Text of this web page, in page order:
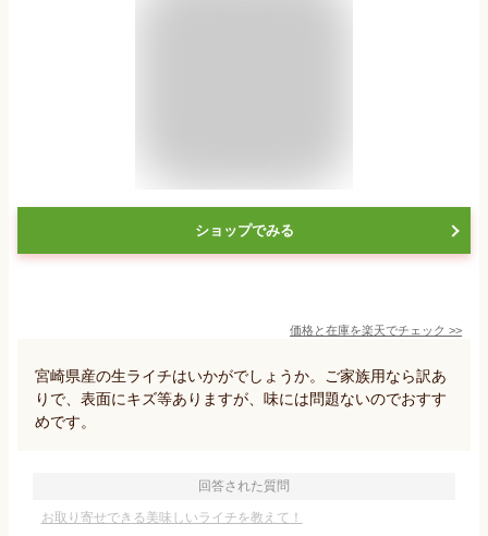
ショップでみる
価格と在庫を楽天でチェック >>
宮崎県産の生ライチはいかがでしょうか。ご家族用なら訳あ
りで、表面にキズ等ありますが、味には問題ないのでおすす
めです。
回答された質問
お取り寄せできる美味しいライチを教えて！